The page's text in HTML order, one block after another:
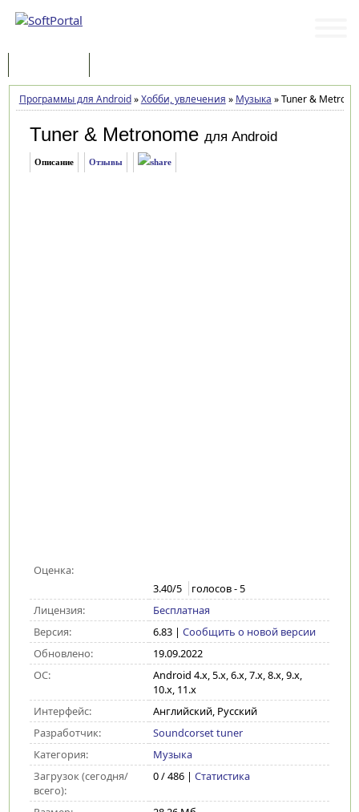
Программы для Android»Хобби, увлечения » Музыка »Tuner &
Tuner & Metronome для Android
Описание Отзывы
Оценка:
3.40/5 голосов -5
Лицензия:
Бесплатная
Версия:
6.83| Сообщить о новой версии
Обновлено:
19.09.2022
ОС:
Android 4.x, 5.x, 6.x, 7.x, 8.x, 9.x,
10.x, 11.x
Интерфейс:
Английский, Русский
Разработчик:
Soundcorset tuner
Категория:
Музыка
Загрузок (сегодня/
всего):
0 / 486 | Статистика